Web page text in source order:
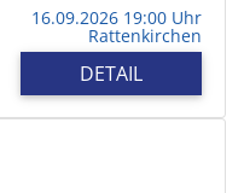
16.09.2026 19:00 Uhr
Rattenkirchen
DETAIL